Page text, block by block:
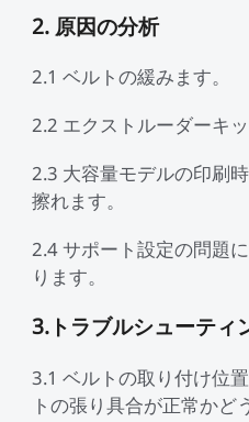
2. 原因の分析
2.1 ベルトの緩みます。
2.2 エクストルーダーキッ
2.3 大容量モデルの印刷
擦れます。
2.4 サポート設定の問題
ります。
3.トラブルシューティ
3.1 ベルトの取り付け位
トの張り具合が正常かど